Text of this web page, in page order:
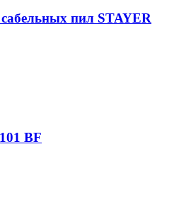
пил STAYER
BF